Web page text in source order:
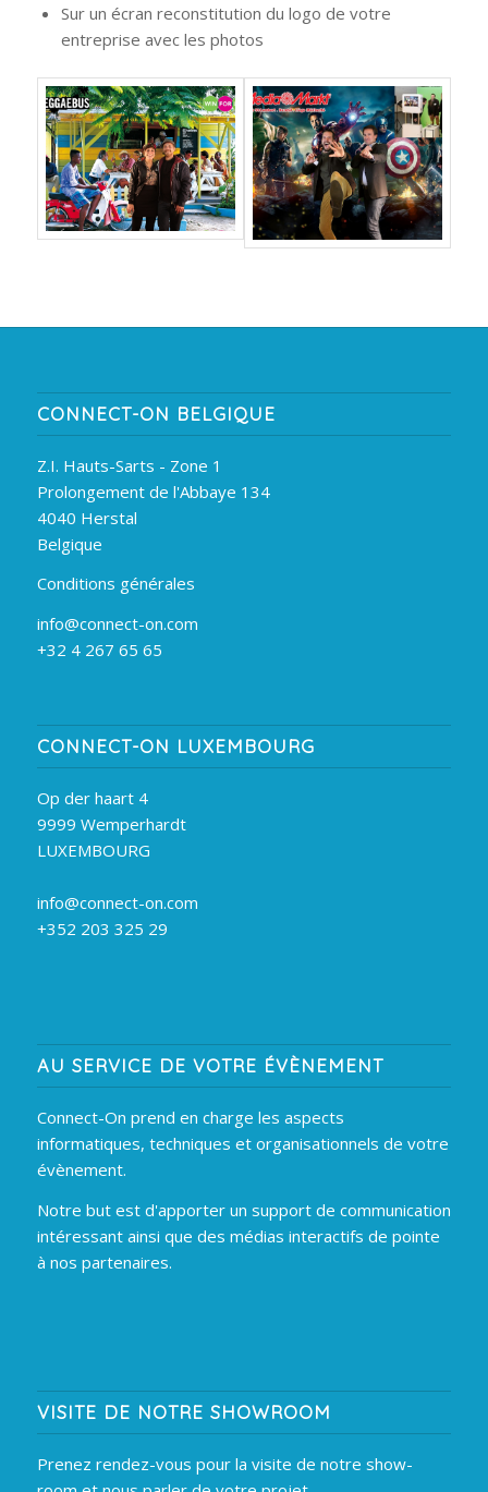
Sur un écran reconstitution du logo de votre
entreprise avec les photos
CONNECT-ON BELGIQUE
Z.I. Hauts-Sarts - Zone 1
Prolongement de l'Abbaye 134
4040 Herstal
Belgique
Conditions générales
info@connect-on.com
+32 4 267 65 65
CONNECT-ON LUXEMBOURG
Op der haart 4
9999 Wemperhardt
LUXEMBOURG
info@connect-on.com
+352 203 325 29
AU SERVICE DE VOTRE ÉVÈNEMENT
Connect-On prend en charge les aspects
informatiques, techniques et organisationnels de votre
évènement.
Notre but est d'apporter un support de communication
intéressant ainsi que des médias interactifs de pointe
à nos partenaires.
VISITE DE NOTRE SHOWROOM
Prenez rendez-vous pour la visite de notre show-